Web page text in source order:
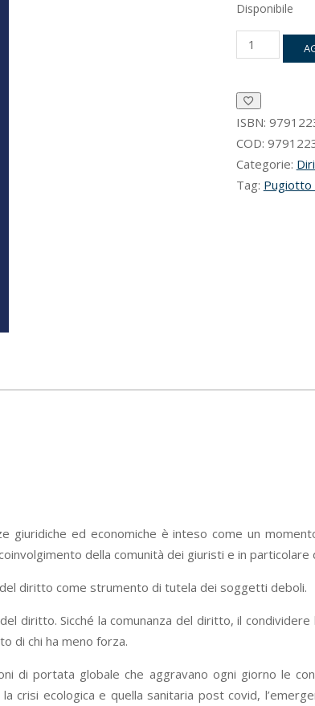
Disponibile
Costituzione
sbarre:
un
affresco
più
quadri
ISBN:
COD:
Categorie:
Tag: Pugiotto
giuridiche ed economiche è inteso come un
della comunità dei giuristi e in particolare
diritto come strumento di tutela dei soggetti deboli.
diritto. Sicché la comunanza del diritto, il
di chi ha meno forza.
di portata globale che aggravano ogni giorno le
crisi ecologica e quella sanitaria post covid,